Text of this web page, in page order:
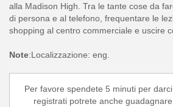
alla Madison High. Tra le tante cose da
di persona e al telefono, frequentare le
shopping al centro commerciale e uscire
Note:Localizzazione: eng.
Per favore spendete 5 minuti per
registrati potrete anche